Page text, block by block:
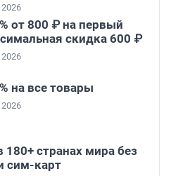
2026
от 800 ₽ на первый
скидка 600 ₽
2026
на все товары
2026
180+ странах мира без
сим-карт